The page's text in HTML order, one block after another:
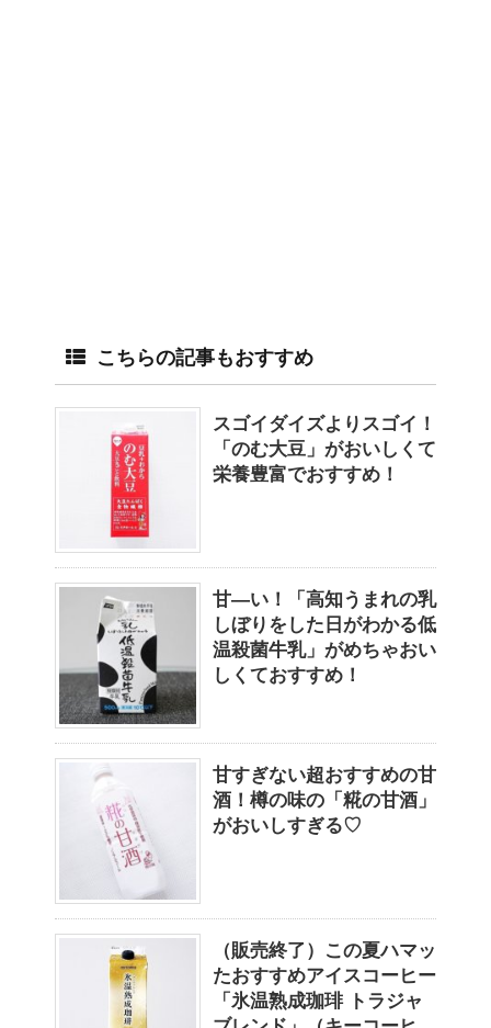
こちらの記事もおすすめ
スゴイダイズよりスゴイ！
「のむ大豆」がおいしくて
栄養豊富でおすすめ！
甘―い！「高知うまれの乳
しぼりをした日がわかる低
温殺菌牛乳」がめちゃおい
しくておすすめ！
甘すぎない超おすすめの甘
酒！樽の味の「糀の甘酒」
がおいしすぎる♡
（販売終了）この夏ハマッ
たおすすめアイスコーヒー
「氷温熟成珈琲 トラジャ